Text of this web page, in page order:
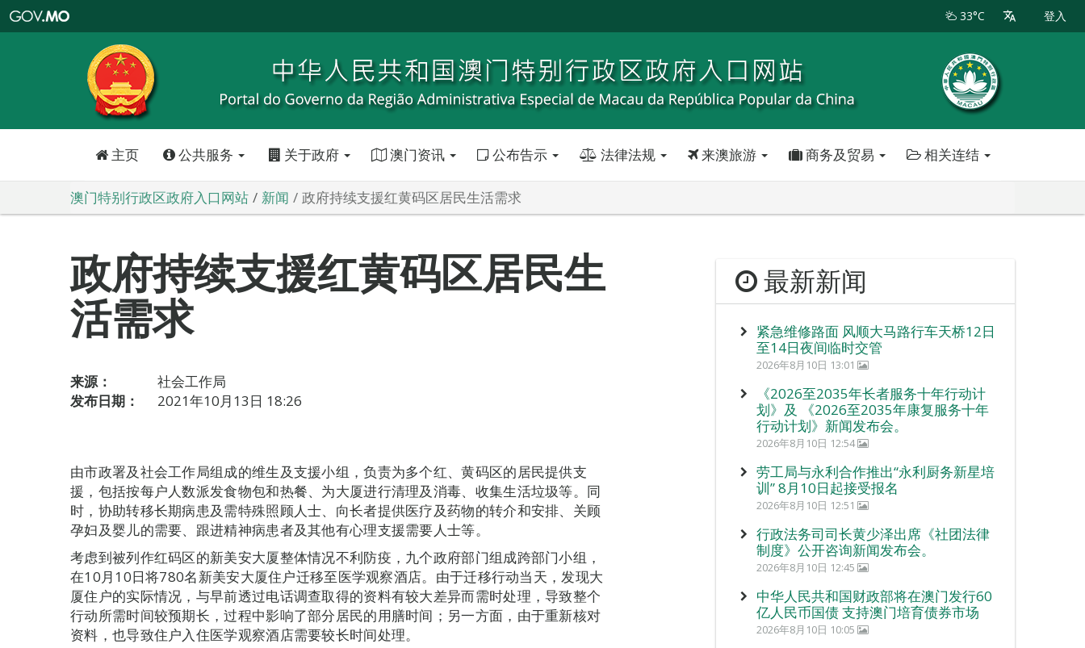
特
政
区
政
口
33°C 登入
主页 公共服务 关于政府 澳门资讯 公布告示 法律法规 来澳旅游 商务及贸易 相关连结
澳门特别行政区政府入口网站 新闻 政府持续支援红黄码区居民生活需求
政府持续支援红黄码区居民生
活需求
来源：
社会工作局
发布日期：
2021年10月13日 18:26
由市政署及社会工作局组成的维生及支援小组，负责为多个红、黄码区的居民提供支
援，包括按每户人数派发食物包和热餐、为大厦进行清理及消毒、收集生活垃圾等。同
时，协助转移长期病患及需特殊照顾人士、向长者提供医疗及药物的转介和安排、关顾
孕妇及婴儿的需要、跟进精神病患者及其他有心理支援需要人士等。
考虑到被列作红码区的新美安大厦整体情况不利防疫，九个政府部门组成跨部门小组，
在10月10日将780名新美安大厦住户迁移至医学观察酒店。由于迁移行动当天，发现大
厦住户的实际情况，与早前透过电话调查取得的资料有较大差异而需时处理，导致整个
行动所需时间较预期长，过程中影响了部分居民的用膳时间；另一方面，由于重新核对
资料，也导致住户入住医学观察酒店需要较长时间处理。
最新新闻
紧急维修路面 风顺大马路行车天桥12日
至14日夜间临时交管
2026年8月10日 13:01
《2026至2035年长者服务十年行动计
划》及 《2026至2035年康复服务十年
行动计划》新闻发布会。
2026年8月10日 12:54
劳工局与永利合作推出“永利厨务新星培
训” 8月10日起接受报名
2026年8月10日 12:51
行政法务司司长黄少泽出席《社团法律
制度》公开咨询新闻发布会。
2026年8月10日 12:45
中华人民共和国财政部将在澳门发行60
亿人民币国债 支持澳门培育债券市场
2026年8月10日 10:05